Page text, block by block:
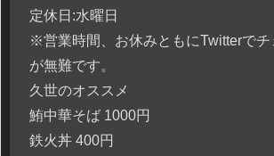
定休日:水曜日
※営業時間、お休みともにTwitterでチ
が無難です。
久世のオススメ
鮪中華そば 1000円
鉄火丼 400円